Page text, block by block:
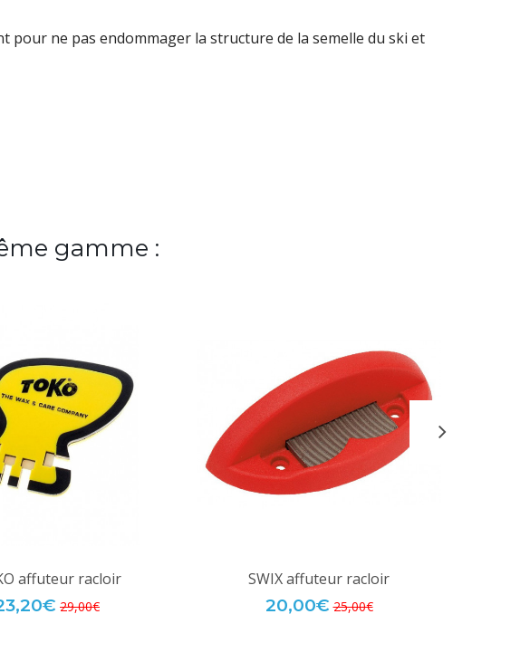
pour ne pas endommager la structure de la semelle du ski et
gamme :
affuteur racloir
29,00€
SWIX affuteur racloir
20,00€ 25,00€